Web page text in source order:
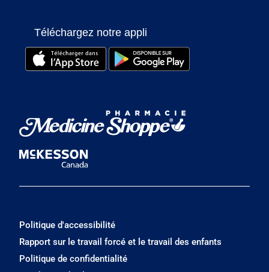
Téléchargez notre appli
Politique d'accessibilité
Rapport sur le travail forcé et le travail des enfants
Politique de confidentialité